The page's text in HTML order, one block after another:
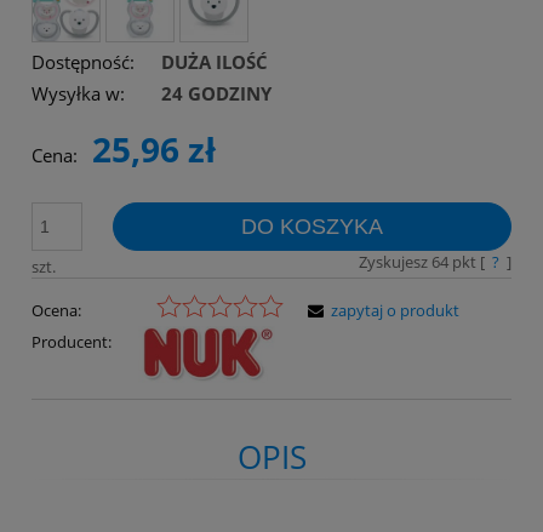
Dostępność:
DUŻA ILOŚĆ
Wysyłka w:
24 GODZINY
Cena: 25,96 zł
szt.
DO KOSZYKA
Zyskujesz 64pkt [ ? ]
Ocena:
Producent:
zapytaj o produkt
OPIS